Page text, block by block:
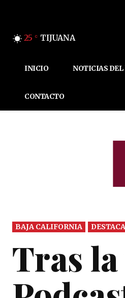
25 C TIJUANA
INICIO NOTICIAS DEL
CONTACTO
BAJA CALIFORNIA
Tras la